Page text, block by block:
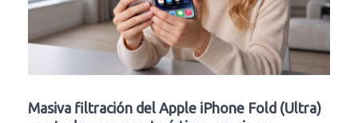
Masiva filtración del Apple iPhone Fold (Ultra)